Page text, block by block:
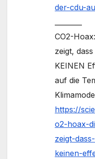
der-cdu-
CO2-
zeigt,
KEINEN
auf die
https://
o2-hoax-
zeigt-
keinen-